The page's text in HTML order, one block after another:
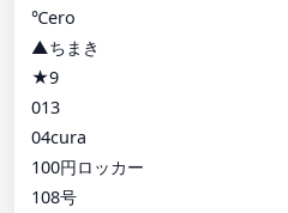
℃ero
▲ちまき
★9
013
04cura
100円ロッカー
108号